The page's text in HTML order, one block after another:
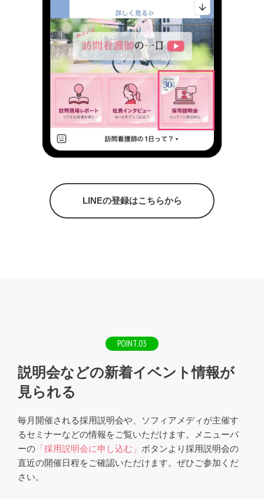
LINEの登録はこちらから
POINT.03
説明会などの新着イベント情報が
見られる
毎月開催される採用説明会や、ソフィアメディが主催す
るセミナーなどの情報をご覧いただけます。メニューバ
ーの 「採用説明会に申し込む」 ボタンより採用説明会の
直近の開催日程をご確認いただけます。ぜひご参加くだ
さい。